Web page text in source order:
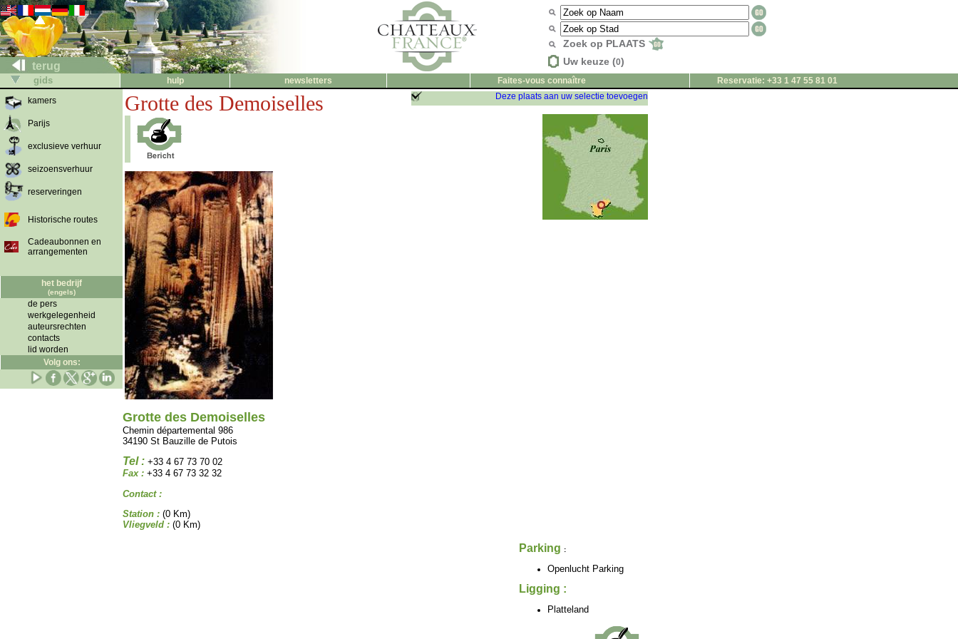
terug
Zoek op PLAATS
Uw keuze (0)
gids hulp newsletters Faites-vous connaître
Reservatie: +33 1 47 55 81 01
kamers
Parijs
exclusieve verhuur
seizoensverhuur
reserveringen
Historische routes
Cadeaubonnen en
arrangementen
het bedrijf
(engels)
de pers
werkgelegenheid
auteursrechten
contacts
lid worden
Volg ons:
Grotte des Demoiselles Deze plaats aan uw selectie toevoegen
Grotte des Demoiselles
Chemin départemental 986
34190 St Bauzille de Putois
Tel : +33 4 67 73 70 02
Fax : +33 4 67 73 32 32
Contact :
Station : (0 Km)
Vliegveld : (0 Km)
Parking :
Openlucht Parking
Ligging :
Platteland